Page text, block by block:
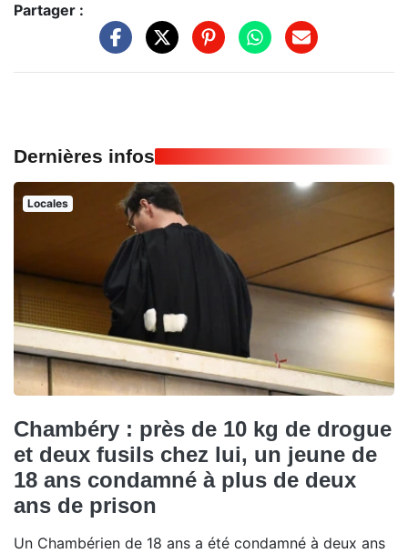
Partager :
Dernières infos
Locales
Chambéry : près de 10 kg de drogue
et deux fusils chez lui, un jeune de
18 ans condamné à plus de deux
ans de prison
Un Chambérien de 18 ans a été condamné à deux ans